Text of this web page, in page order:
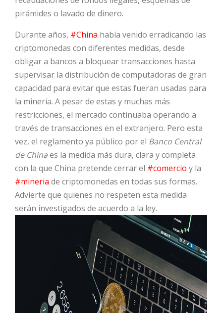
pirámides o lavado de dinero.
Durante años, #China había venido erradicando las
criptomonedas con diferentes medidas, desde
obligar a bancos a bloquear transacciones hasta
supervisar la distribución de computadoras de gran
capacidad para evitar que estas fueran usadas para
la minería. A pesar de estas y muchas más
restricciones, el mercado continuaba operando a
través de transacciones en el extranjero. Pero esta
vez, el reglamento ya público por el Banco Central
de Chinaes la medida más dura, clara y completa
con la que China pretende cerrar el #comercio y la
#mineria de criptomonedas en todas sus formas.
Advierte que quienes no respeten esta medida
serán investigados de acuerdo a la ley.